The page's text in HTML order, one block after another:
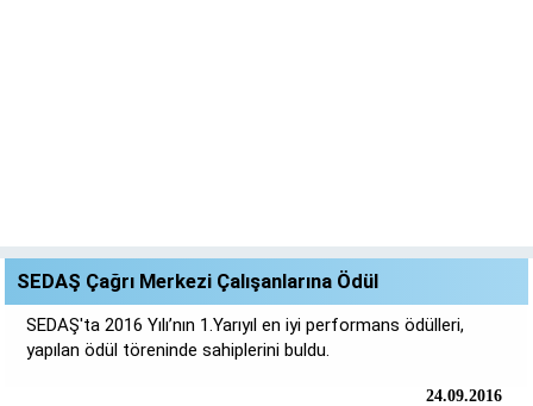
SEDAŞ Çağrı Merkezi Çalışanlarına Ödül
SEDAŞ'ta 2016 Yılı’nın 1.Yarıyıl en iyi performans ödülleri,
yapılan ödül töreninde sahiplerini buldu.
24.09.2016